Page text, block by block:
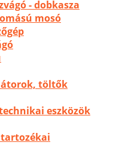
- dobkasza
mosó
töltők
eszközök